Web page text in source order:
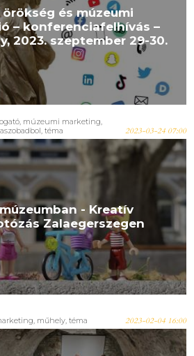
örökség és múzeumi
– konferenciafelhívás –
2023. szeptember 29-30.
, múzeumi marketing,
, téma 2023-03-24 07:00
- Kreatív
Zalaegerszegen
, műhely, téma 2023-02-04 16:00